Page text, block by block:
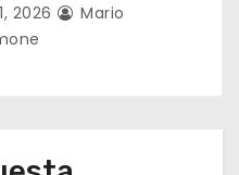
2026
Mario